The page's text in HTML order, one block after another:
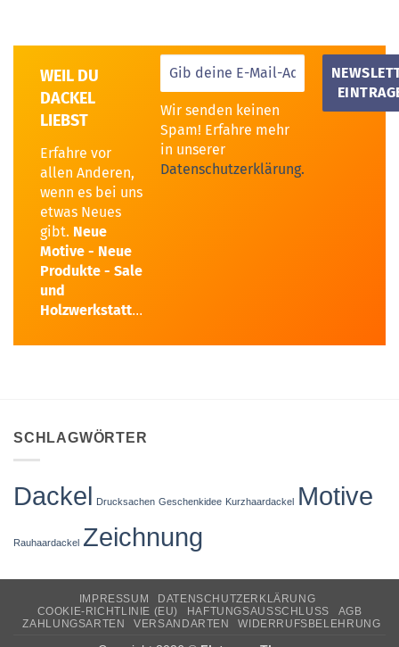
WEIL DU
DACKEL
LIEBST
Erfahre vor
allen Anderen,
wenn es bei uns
etwas Neues
gibt. Neue
Motive - Neue
Produkte - Sale
und
Holzwerkstatt...
Wir senden keinen
Spam! Erfahre mehr
in unserer
Datenschutzerklärung.
SCHLAGWÖRTER
Dackel Drucksachen Geschenkidee Kurzhaardackel Motive
Rauhaardackel Zeichnung
IMPRESSUM
DATENSCHUTZERKLÄRUNG
COOKIE-RICHTLINIE (EU)
HAFTUNGSAUSSCHLUSS
AGB
ZAHLUNGSARTEN
VERSANDARTEN WIDERRUFSBELEHRUNG